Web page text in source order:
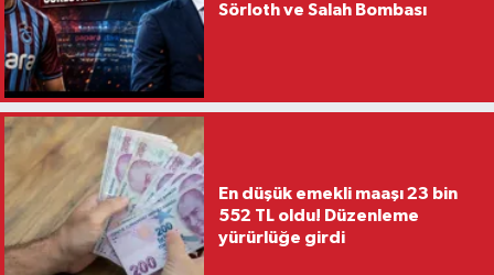
Sörloth ve Salah Bombası
En düşük emekli maaşı 23 bin
552 TL oldu! Düzenleme
yürürlüğe girdi